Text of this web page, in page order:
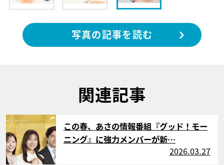
写真の記事を読む
関連記事
サムネイル
この春、あさの情報番組『グッド！モー
ニング』に強力メンバーが新…
2026.03.27